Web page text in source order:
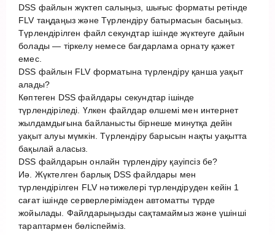
DSS файлын жүктеп салыңыз, шығыс форматы ретінде
FLV таңдаңыз және Түрлендіру батырмасын басыңыз.
Түрлендірілген файл секундтар ішінде жүктеуге дайын
болады — тіркелу немесе бағдарлама орнату қажет
емес.
DSS файлын FLV форматына түрлендіру қанша уақыт
алады?
Көптеген DSS файлдары секундтар ішінде
түрлендіріледі. Үлкен файлдар өлшемі мен интернет
жылдамдығына байланысты бірнеше минутқа дейін
уақыт алуы мүмкін. Түрлендіру барысын нақты уақытта
бақылай аласыз.
DSS файлдарын онлайн түрлендіру қауіпсіз бе?
Иә. Жүктелген барлық DSS файлдары мен
түрлендірілген FLV нәтижелері түрлендіруден кейін 1
сағат ішінде серверлерімізден автоматты түрде
жойылады. Файлдарыңызды сақтамаймыз және үшінші
тараптармен бөліспейміз.